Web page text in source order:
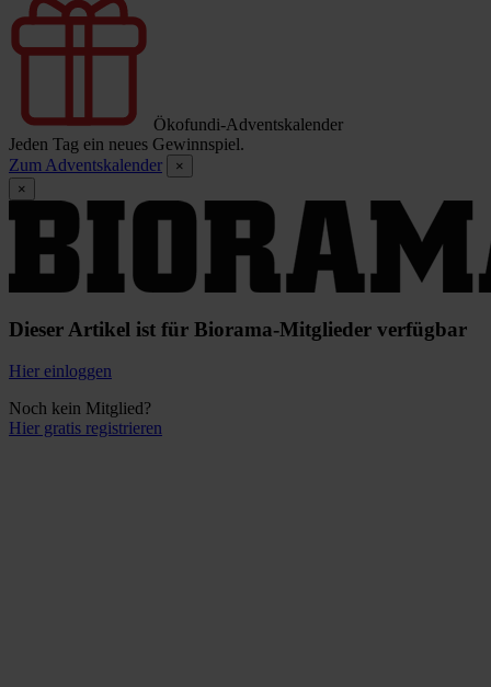
Ökofundi-Adventskalender
Jeden Tag ein neues Gewinnspiel.
Zum Adventskalender
×
×
Dieser Artikel ist für Biorama-Mitglieder verfügbar
Hier einloggen
Noch kein Mitglied?
Hier gratis registrieren